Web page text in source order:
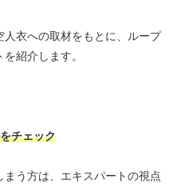
衣への取材をもとに、ループ
紹介します。
チェック
う方は、エキスパートの視点